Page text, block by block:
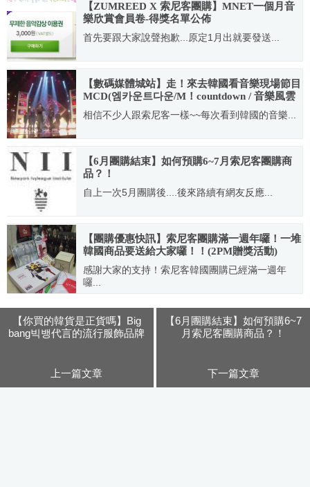
【ZUMREED X 索尼客團購】MNET一個月音
樂欣賞會員卷-得獎名單公佈
首先要跟大家說聲抱歉...原定1月出就要發送...
2011.02.04
【數碼媒體城站】走！來去韓國看音樂現場節目
MCD(엠카운트다운/M！countdown / 音樂風雲
榜)(參加錄影方法+CJ E&M Center簡介)
相信不少人跟索尼客一樣~~每次看到韓國的音樂...
【6月團購結束】如何預購6~7月索尼客團購商
品？！
自上一次5月團購後....後來路續有網友反應...
2009.06.18
【團購優惠快訊】索尼客團購滿一週年囉！一堆
韓國商品要送給大家囉！！(2PM贈獎活動)
感謝大家的支持！索尼客韓國團購已經滿一週年
囉...
【你買的韓貨是正貨嗎】Big
bang빅뱅代言的流行服飾品牌
上一篇文章
【6月團購結束】如何預購6~7
月索尼客團購商品？！
下一篇文章